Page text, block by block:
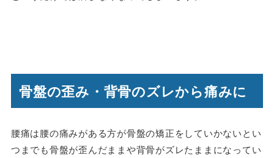
骨盤の歪み・背骨のズレから痛みに
腰痛は腰の痛みがある方が骨盤の矯正をしていかないとい
つまでも骨盤が歪んだままや背骨がズレたままになってい